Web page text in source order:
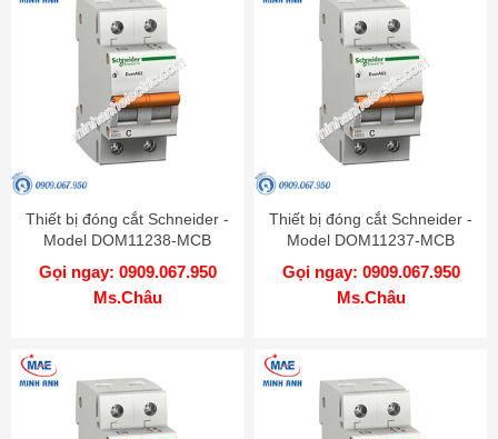
Thiết bị đóng cắt Schneider -
Model DOM11238-MCB
Gọi ngay: 0909.067.950
Ms.Châu
Thiết bị đóng cắt Schneider -
Model DOM11237-MCB
Gọi ngay: 0909.067.950
Ms.Châu